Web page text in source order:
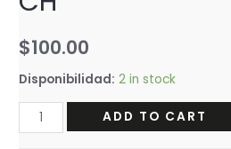
$100.00
Disponibilidad: 2 in stock
CUADERNO
PROFESIONAL
ADD TO CART